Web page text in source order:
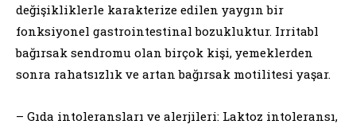
değişikliklerle karakterize edilen yaygın bir
fonksiyonel gastrointestinal bozukluktur. Irritabl
bağırsak sendromu olan birçok kişi, yemeklerden
sonra rahatsızlık ve artan bağırsak motilitesi yaşar.
– Gıda intoleransları ve alerjileri: Laktoz intoleransı,